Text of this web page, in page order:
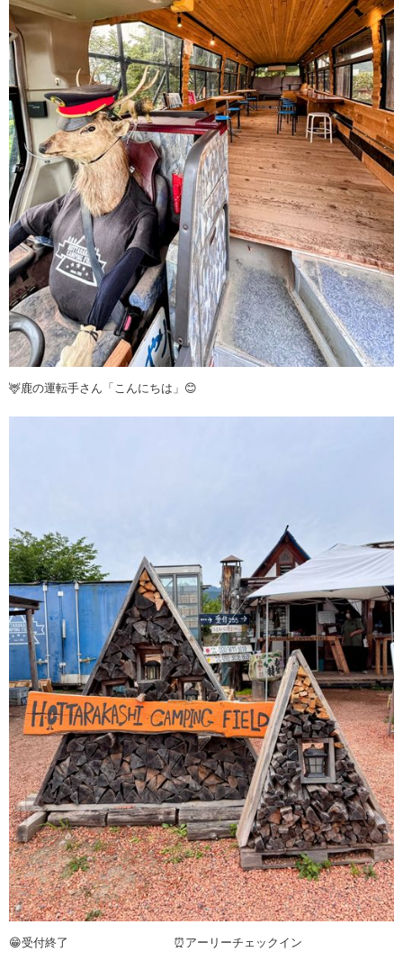
🦌鹿の運転手さん「こんにちは」😊
😁受付終了 ⏰アーリーチェックイン